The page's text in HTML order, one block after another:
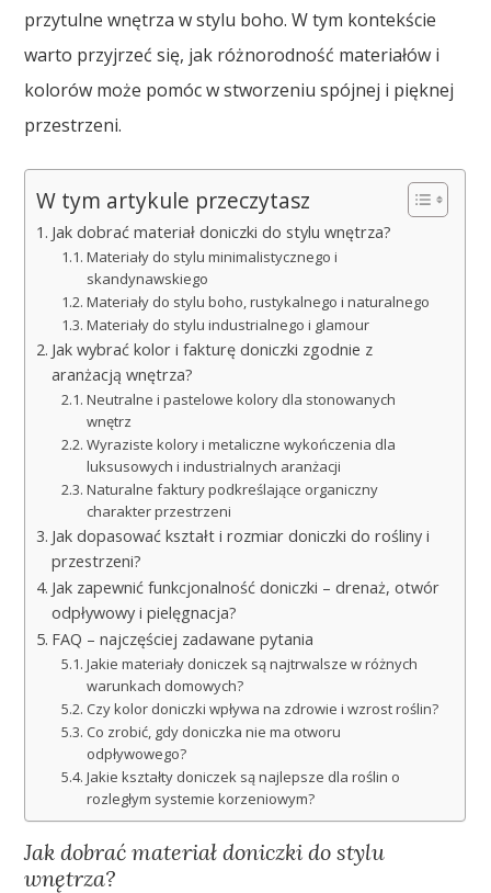
przytulne wnętrza w stylu boho. W tym kontekście
warto przyjrzeć się, jak różnorodność materiałów i
kolorów może pomóc w stworzeniu spójnej i pięknej
przestrzeni.
W tym artykule przeczytasz
Jak dobrać materiał doniczki do stylu wnętrza?
Materiały do stylu minimalistycznego i
skandynawskiego
Materiały do stylu boho, rustykalnego i naturalnego
Materiały do stylu industrialnego i glamour
Jak wybrać kolor i fakturę doniczki zgodnie z
aranżacją wnętrza?
Neutralne i pastelowe kolory dla stonowanych
wnętrz
Wyraziste kolory i metaliczne wykończenia dla
luksusowych i industrialnych aranżacji
Naturalne faktury podkreślające organiczny
charakter przestrzeni
Jak dopasować kształt i rozmiar doniczki do rośliny i
przestrzeni?
Jak zapewnić funkcjonalność doniczki – drenaż, otwór
odpływowy i pielęgnacja?
FAQ – najczęściej zadawane pytania
Jakie materiały doniczek są najtrwalsze w różnych
warunkach domowych?
Czy kolor doniczki wpływa na zdrowie i wzrost roślin?
Co zrobić, gdy doniczka nie ma otworu
odpływowego?
Jakie kształty doniczek są najlepsze dla roślin o
rozległym systemie korzeniowym?
Jak dobrać materiał doniczki do stylu
wnętrza?